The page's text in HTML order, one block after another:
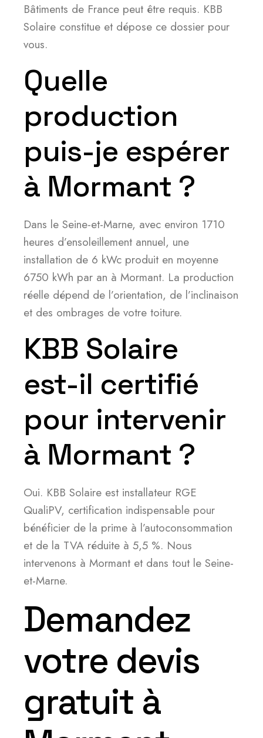
Bâtiments de France peut être requis. KBB
Solaire constitue et dépose ce dossier pour
vous.
Quelle
production
puis-je espérer
à Mormant ?
Dans le Seine-et-Marne, avec environ 1710
heures d’ensoleillement annuel, une
installation de 6 kWc produit en moyenne
6750 kWh par an à Mormant. La production
réelle dépend de l’orientation, de l’inclinaison
et des ombrages de votre toiture.
KBB Solaire
est-il certifié
pour intervenir
à Mormant ?
Oui. KBB Solaire est installateur RGE
QualiPV, certification indispensable pour
bénéficier de la prime à l’autoconsommation
et de la TVA réduite à 5,5 %. Nous
intervenons à Mormant et dans tout le Seine-
et-Marne.
Demandez
votre devis
gratuit à